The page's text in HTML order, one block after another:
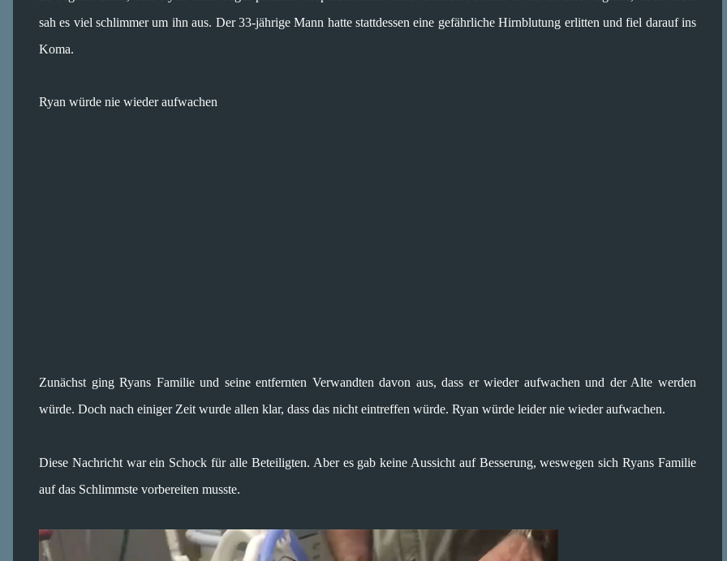
sah es viel schlimmer um ihn aus. Der 33-jährige Mann hatte stattdessen eine gefährliche Hirnblutung erlitten und fiel darauf ins
Koma.
Ryan würde nie wieder aufwachen
Zunächst ging Ryans Familie und seine entfernten Verwandten davon aus, dass er wieder aufwachen und der Alte werden
würde. Doch nach einiger Zeit wurde allen klar, dass das nicht eintreffen würde. Ryan würde leider nie wieder aufwachen.
Diese Nachricht war ein Schock für alle Beteiligten. Aber es gab keine Aussicht auf Besserung, weswegen sich Ryans Familie
auf das Schlimmste vorbereiten musste.